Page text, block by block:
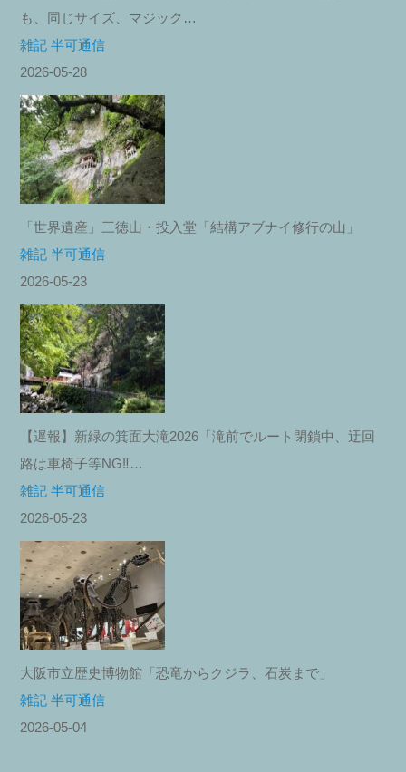
も、同じサイズ、マジック…
雑記 半可通信
2026-05-28
「世界遺産」三徳山・投入堂「結構アブナイ修行の山」
雑記 半可通信
2026-05-23
【遅報】新緑の箕面大滝2026「滝前でルート閉鎖中、迂回
路は車椅子等NG‼︎…
雑記 半可通信
2026-05-23
大阪市立歴史博物館「恐竜からクジラ、石炭まで」
雑記 半可通信
2026-05-04